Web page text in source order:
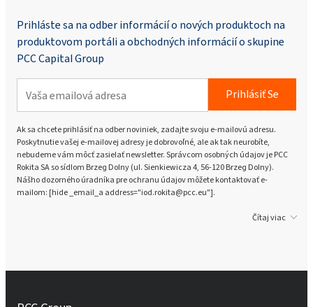
Prihláste sa na odber informácií o nových produktoch na
produktovom portáli a obchodných informácií o skupine
PCC Capital Group
Prihlásiť Se
Ak sa chcete prihlásiť na odber noviniek, zadajte svoju e-mailovú adresu.
Poskytnutie vašej e-mailovej adresy je dobrovoľné, ale ak tak neurobíte,
nebudeme vám môcť zasielať newsletter. Správcom osobných údajov je PCC
Rokita SA so sídlom Brzeg Dolny (ul. Sienkiewicza 4, 56-120 Brzeg Dolny).
Nášho dozorného úradníka pre ochranu údajov môžete kontaktovať e-
mailom: [hide _email_a address="iod.rokita@pcc.eu"].
Čítaj viac